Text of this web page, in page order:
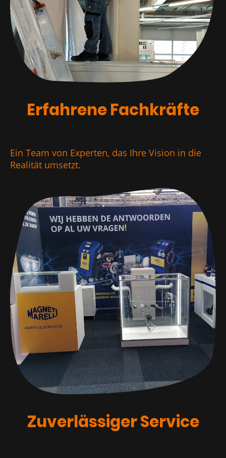
Erfahrene Fachkräfte
Ein Team von Experten, das Ihre Vision in die
Realität umsetzt.
Zuverlässiger Service